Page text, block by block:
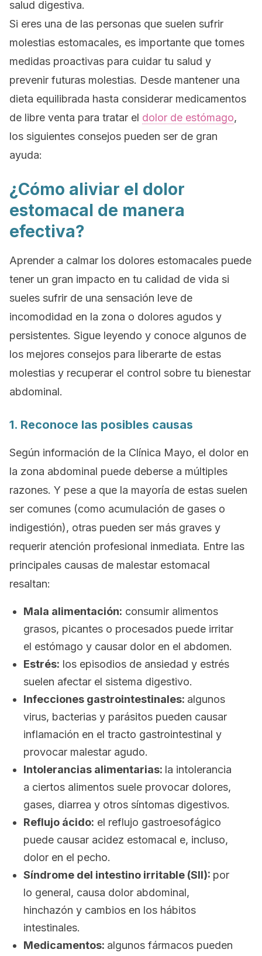
salud digestiva.
Si eres una de las personas que suelen sufrir
molestias estomacales, es importante que tomes
medidas proactivas para cuidar tu salud y
prevenir futuras molestias. Desde mantener una
dieta equilibrada hasta considerar medicamentos
de libre venta para tratar el dolor de estómago,
los siguientes consejos pueden ser de gran
ayuda:
¿Cómo aliviar el dolor
estomacal de manera
efectiva?
Aprender a calmar los dolores estomacales puede
tener un gran impacto en tu calidad de vida si
sueles sufrir de una sensación leve de
incomodidad en la zona o dolores agudos y
persistentes. Sigue leyendo y conoce algunos de
los mejores consejos para liberarte de estas
molestias y recuperar el control sobre tu bienestar
abdominal.
1. Reconoce las posibles causas
Según información de la Clínica Mayo, el dolor en
la zona abdominal puede deberse a múltiples
razones. Y pese a que la mayoría de estas suelen
ser comunes (como acumulación de gases o
indigestión), otras pueden ser más graves y
requerir atención profesional inmediata. Entre las
principales causas de malestar estomacal
resaltan:
Mala alimentación: consumir alimentos
grasos, picantes o procesados puede irritar
el estómago y causar dolor en el abdomen.
Estrés: los episodios de ansiedad y estrés
suelen afectar el sistema digestivo.
Infecciones gastrointestinales: algunos
virus, bacterias y parásitos pueden causar
inflamación en el tracto gastrointestinal y
provocar malestar agudo.
Intolerancias alimentarias: la intolerancia
a ciertos alimentos suele provocar dolores,
gases, diarrea y otros síntomas digestivos.
Reflujo ácido: el reflujo gastroesofágico
puede causar acidez estomacal e, incluso,
dolor en el pecho.
Síndrome del intestino irritable (SII): por
lo general, causa dolor abdominal,
hinchazón y cambios en los hábitos
intestinales.
Medicamentos: algunos fármacos pueden